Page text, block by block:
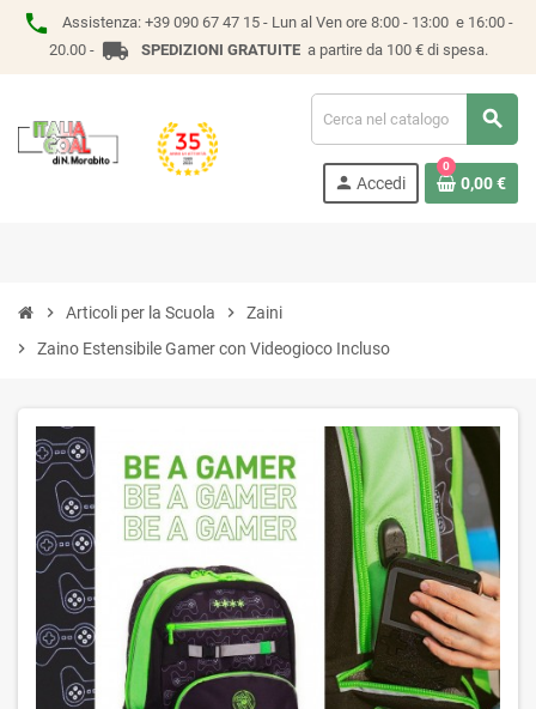
phone Assistenza: +39 090 67 47 15 - Lun al Ven ore 8:00 - 13:00 e 16:00 -
20.00 - local_shipping SPEDIZIONI GRATUITEa partire da 100 € di spesa.
search
person Accedi
0
0,00 €
chevron_right Articoli per la Scuola chevron_right
Zaini
chevron_right
Zaino Estensibile Gamer con Videogioco Incluso